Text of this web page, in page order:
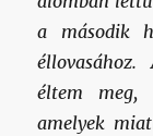
a második
éltem meg,
amelyek